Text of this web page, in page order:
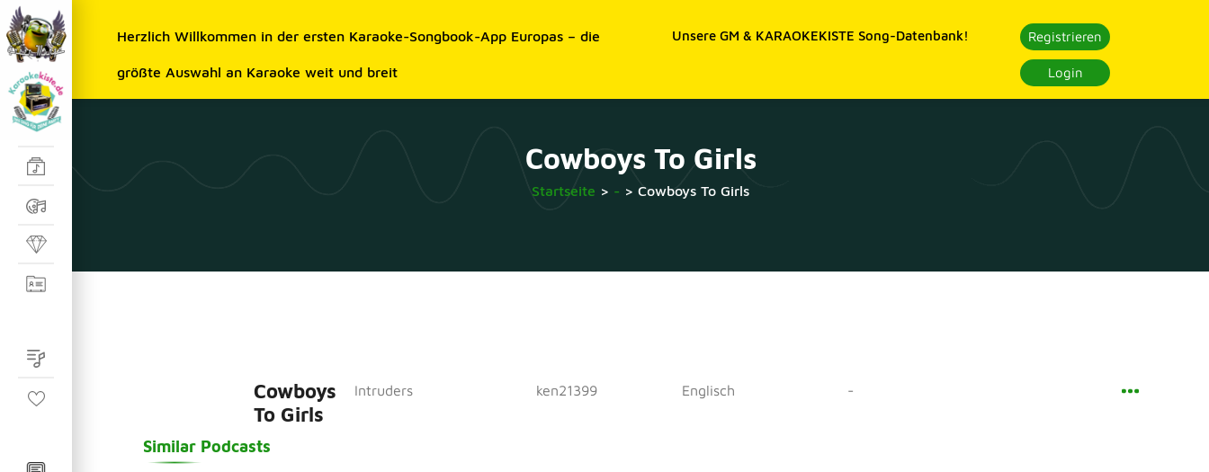
Herzlich Willkommen in der ersten Karaoke-Songbook-App Europas – die
größte Auswahl an Karaoke weit und breit
Unsere GM & KARAOKEKISTE Song-Datenbank! Registrieren
Login
Cowboys To Girls
Startseite > - > Cowboys To Girls
Cowboys
To Girls
Intruders ken21399 Englisch -
Similar Podcasts